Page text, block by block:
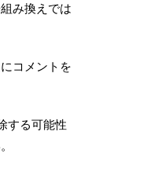
み換えでは
コメントを
する可能性